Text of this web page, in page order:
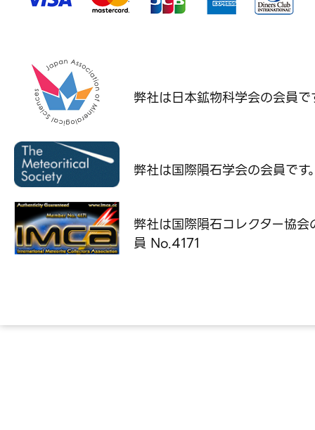
弊社は日本鉱物科学会の会員で
弊社は国際隕石学会の会員です
弊社は国際隕石コレクター協会
員 No.4171